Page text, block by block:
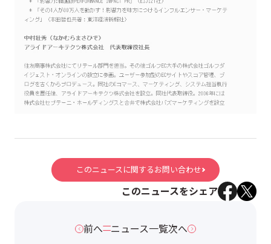
このニュースに関するお問い合わせ
このニュースをシェア
前へ ニュース一覧次へ